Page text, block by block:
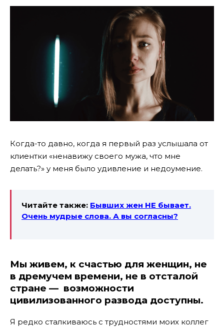
Когда-то давно, когда я первый раз услышала от
клиентки «ненавижу своего мужа, что мне
делать?» у меня было удивление и недоумение.
Читайте также: Бывших жен НЕ бывает.
Очень мудрые слова. А вы согласны?
Мы живем, к счастью для женщин, не
в дремучем времени, не в отсталой
стране — возможности
цивилизованного развода доступны.
Я редко сталкиваюсь с трудностями моих коллег